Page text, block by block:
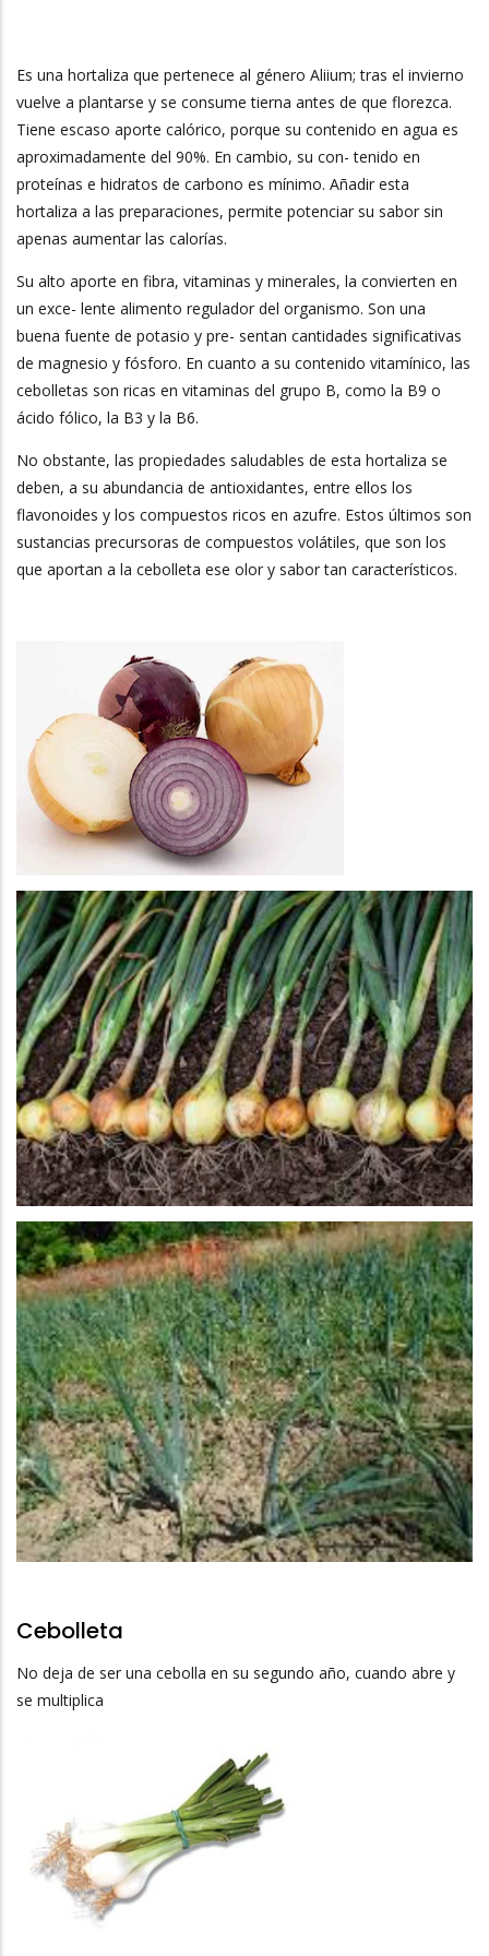
La
Es una hortaliza que pertenece al género Aliium; tras el invierno
vuelve a plantarse y se consume tierna antes de que florezca.
Tiene escaso aporte calórico, porque su contenido en agua es
aproximadamente del 90%. En cambio, su con- tenido en
proteínas e hidratos de carbono es mínimo. Añadir esta
hortaliza a las preparaciones, permite potenciar su sabor sin
apenas aumentar las calorías.
Su alto aporte en fibra, vitaminas y minerales, la convierten en
un exce- lente alimento regulador del organismo. Son una
buena fuente de potasio y pre- sentan cantidades significativas
de magnesio y fósforo. En cuanto a su contenido vitamínico, las
cebolletas son ricas en vitaminas del grupo B, como la B9 o
ácido fólico, la B3 y la B6.
No obstante, las propiedades saludables de esta hortaliza se
deben, a su abundancia de antioxidantes, entre ellos los
flavonoides y los compuestos ricos en azufre. Estos últimos son
sustancias precursoras de compuestos volátiles, que son los
que aportan a la cebolleta ese olor y sabor tan característicos.
Cebolleta
No deja de ser una cebolla en su segundo año, cuando abre y
se multiplica